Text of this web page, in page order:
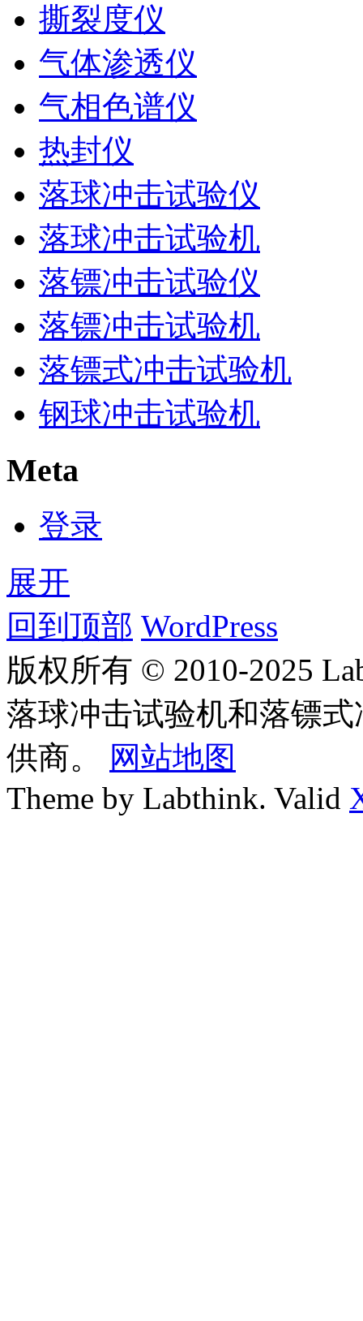
撕裂度仪
气体渗透仪
气相色谱仪
热封仪
落球冲击试验仪
落球冲击试验机
落镖冲击试验仪
落镖冲击试验机
落镖式冲击试验机
钢球冲击试验机
Meta
登录
展开
回到顶部 WordPress
版权所有 © 2010-2025
落球冲击试验机和落镖
供商。
网站地图
Theme by Labthink. Valid